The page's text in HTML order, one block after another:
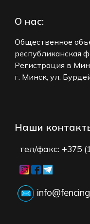
О нас:
Общественное
республиканская
Регистрация в
г. Минск, ул.
Наши
тел/факс: +375